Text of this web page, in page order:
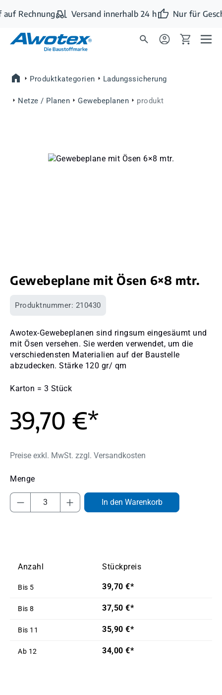
Zum Hauptinhalt springen
Rechnung Versand innerhalb 24 h Nur für
Produktkategorien Ladungssicherung
Netze / Planen Gewebeplanen produkt
Bildergalerie überspringen
Gewebeplane mit Ösen 6×8 mtr.
Produktnummer: 210430
Awotex-Gewebeplanen sind ringsum eingesäumt und
mit Ösen versehen. Sie werden verwendet, um die
verschiedensten Materialien auf der Baustelle
abzudecken. Stärke 120 gr/ qm
Karton = 3 Stück
39,70 €*
Preise exkl. MwSt. zzgl. Versandkosten
Produkt Anzahl: Gib den gewünschten
In den Warenkorb
Anzahl Stückpreis
Bis 5 39,70 €*
Bis 8 37,50 €*
Bis 11 35,90 €*
Ab 12 34,00 €*